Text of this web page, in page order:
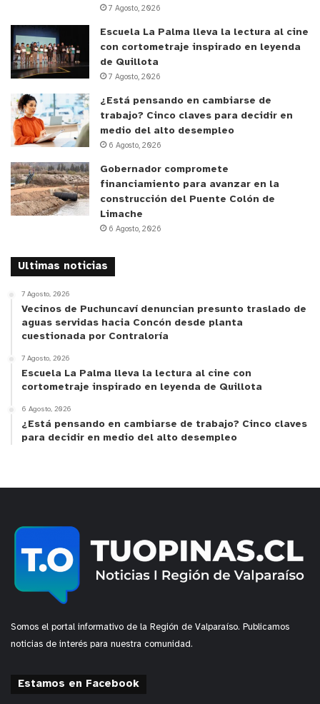
7 Agosto, 2026
Escuela La Palma lleva la lectura al cine
con cortometraje inspirado en leyenda
de Quillota
7 Agosto, 2026
¿Está pensando en cambiarse de
trabajo? Cinco claves para decidir en
medio del alto desempleo
6 Agosto, 2026
Gobernador compromete
financiamiento para avanzar en la
construcción del Puente Colón de
Limache
6 Agosto, 2026
Ultimas noticias
7 Agosto, 2026
Vecinos de Puchuncaví denuncian presunto traslado de
aguas servidas hacia Concón desde planta
cuestionada por Contraloría
7 Agosto, 2026
Escuela La Palma lleva la lectura al cine con
cortometraje inspirado en leyenda de Quillota
6 Agosto, 2026
¿Está pensando en cambiarse de trabajo? Cinco claves
para decidir en medio del alto desempleo
Somos el portal informativo de la Región de Valparaíso. Publicamos
noticias de interés para nuestra comunidad.
Estamos en Facebook